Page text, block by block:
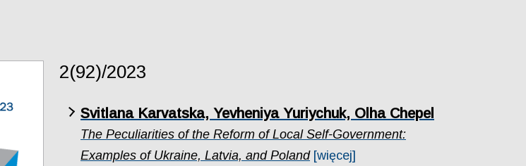
2(92)/2023
Svitlana Karvatska, Yevheniya Yuriychuk, Olha Chepel
The Peculiarities of the Reform of Local Self-Government:
Examples of Ukraine, Latvia, and Poland [więcej]